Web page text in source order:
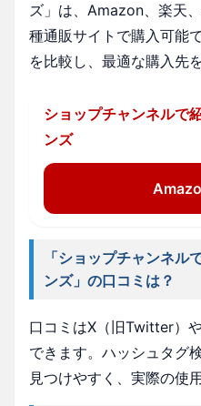
ズ」は、Amazon、楽天
種通販サイトで購入可能
を比較し、最適な購入先
ショップチャンネルで
ンズ
「ショップチャンネ
ンズ」の口コミは？
口コミはX（旧Twitter）
できます。ハッシュタグ
見つけやすく、実際の使